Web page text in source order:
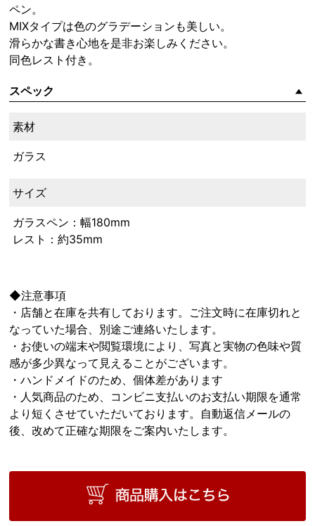
ペン。
MIXタイプは色のグラデーションも美しい。
滑らかな書き心地を是非お楽しみください。
同色レスト付き。
スペック
素材
ガラス
サイズ
ガラスペン：幅180mm
レスト：約35mm
◆注意事項
・店舗と在庫を共有しております。ご注文時に在庫切れと
なっていた場合、別途ご連絡いたします。
・お使いの端末や閲覧環境により、写真と実物の色味や質
感が多少異なって見えることがございます。
・ハンドメイドのため、個体差があります
・人気商品のため、コンビニ支払いのお支払い期限を通常
より短くさせていただいております。自動返信メールの
後、改めて正確な期限をご案内いたします。